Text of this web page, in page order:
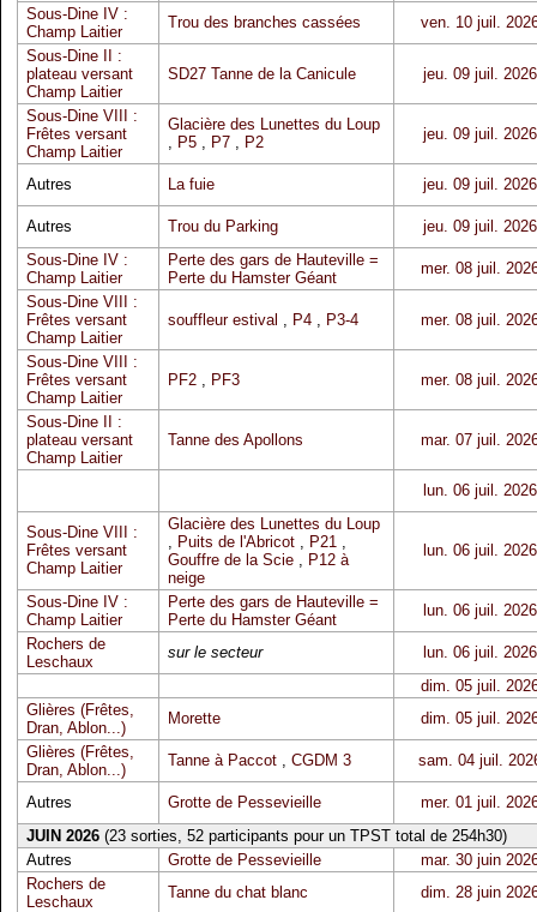
Sous-Dine IV :
Champ Laitier
Trou des branches cassées
ven. 10 juil.
Sous-Dine II :
plateau versant
Champ Laitier
SD27 Tanne de la Canicule jeu. 09 juil. 2026
Sous-Dine VIII :
Frêtes versant
Champ Laitier
Glacière des Lunettes du Loup
, P5, P7, P2 jeu. 09 juil. 2026
Autres La fuie jeu. 09 juil. 2026
Autres Trou du Parking
jeu. 09 juil. 2026
Sous-Dine IV :
Champ Laitier
Perte des gars de Hauteville =
Perte du Hamster Géant
mer. 08 juil.
Sous-Dine VIII :
Frêtes versant
Champ Laitier
souffleur estival , P4, P3-4 mer. 08 juil.
Sous-Dine VIII :
Frêtes versant
Champ Laitier
PF2, PF3 mer. 08 juil.
Sous-Dine II :
plateau versant
Champ Laitier
Tanne des Apollons mar. 07 juil.
lun. 06 juil. 2026
Sous-Dine VIII :
Frêtes versant
Champ Laitier
Glacière des Lunettes du Loup
, Puits de l'Abricot, P21,
Gouffre de la Scie, P12 à
neige
lun. 06 juil. 2026
Sous-Dine IV :
Champ Laitier
Perte des gars de Hauteville =
Perte du Hamster Géant
lun. 06 juil. 2026
Rochers de
Leschaux
sur le secteur
lun. 06 juil. 2026
dim. 05 juil.
Glières (Frêtes,
Dran, Ablon...)
Morette
dim. 05 juil.
Glières (Frêtes,
Dran, Ablon...)
Tanne à Paccot, CGDM 3 sam. 04 juil.
Autres Grotte de Pessevieille
mer. 01 juil.
JUIN 2026(23 sorties, 52 participants pour un TPST total de 254h30)
Autres
Grotte de Pessevieille
mar. 30 juin
Rochers de
Leschaux
Tanne du chat blanc
dim. 28 juin